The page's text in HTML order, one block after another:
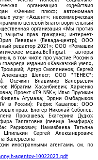
организация содействия
«Феникс плюс»; автономная
услуг «Акцент»; некоммерческая
целевой Благотворительный
организация «Мы против
защиты прав граждан»; интернет-
Левады» (Левада-центр); ООО
редактор 2021»; ООО «Ромашки
медиа;Bellingcat — авторы
в том числе про участие России в
издания «Кавказский узел»,
Артур Смолянинов; Сергей
Александр Шелест; ООО "ТЕНЕС";
Осечкин Владимир Валерьевич
Ибрагим Хасанбиевич; Харченко
Проект «T9 NSK»; Илья Прусикин
Агумава; Эрдни Омбадыков
в России); Рафис Кашапов; ООО
прав; Блогер Николай Соболев;
Прокашева; Екатерина Дудко;
Талгатовна (певица Земфира);
Радикович; Намазбаева Татьяна
Сергей Александрович;
Валерьевна
иностранными агентами, см. по
agentov-10022023.pdf